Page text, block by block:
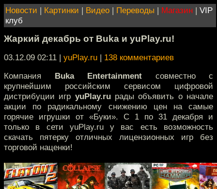
Новости | Картинки | Видео | Переводы | Магазин | VIP
клуб
Жаркий декабрь от Buka и yuPlay.ru!
03.12.09 02:11 | yuPlay.ru | 138 комментариев
Компания Buka Entertainment совместно с
крупнейшим российским сервисом цифровой
дистрибуции игр yuPlay.ruрады объявить о начале
акции по радикальному снижению цен на самые
горячие игрушки от «Буки». С 1 по 31 декабря и
только в сети yuPlay.ru у вас есть возможность
скачать пятерку отличных лицензионных игр без
торговой наценки!